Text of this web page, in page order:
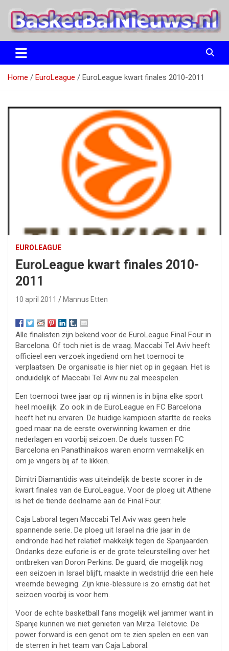
naar
BasketBalNieuws.nl
Etten
Home EuroLeague EuroLeague kwart finales 2010-2011
EUROLEAGUE
EuroLeague kwart finales 2010-
2011
10 april 2011 Mannus Etten
Alle finalisten zijn bekend voor de EuroLeague Final Four in
Barcelona. Of toch niet is de vraag. Maccabi Tel Aviv heeft
officieel een verzoek ingediend om het toernooi te
verplaatsen. De organisatie is hier niet op in gegaan. Het is
onduidelijk of Maccabi Tel Aviv nu zal meespelen.
Een toernooi twee jaar op rij winnen is in bijna elke sport
heel moeilijk. Zo ook in de EuroLeague en FC Barcelona
heeft het nu ervaren. De huidige kampioen startte de reeks
goed maar na de eerste overwinning kwamen er drie
nederlagen en voorbij seizoen. De duels tussen FC
Barcelona en Panathinaikos waren enorm vermakelijk en
om je vingers bij af te likken.
Dimitri Diamantidis was uiteindelijk de beste scorer in de
kwart finales van de EuroLeague. Voor de ploeg uit Athene
is het de tiende deelname aan de Final Four.
Caja Laboral tegen Maccabi Tel Aviv was geen hele
spannende serie. De ploeg uit Israel na drie jaar in de
eindronde had het relatief makkelijk tegen de Spanjaarden.
Ondanks deze euforie is er de grote teleurstelling over het
ontbreken van Doron Perkins. De guard, die mogelijk nog
een seizoen in Israel blijft, maakte in wedstrijd drie een hele
vreemde beweging. Zijn knie-blessure is zo ernstig dat het
seizoen voorbij is voor hem.
Voor de echte basketball fans mogelijk wel jammer want in
Spanje kunnen we niet genieten van Mirza Teletovic. De
power forward is een genot om te zien spelen en een van
de sterren in het team van Caja Laboral.